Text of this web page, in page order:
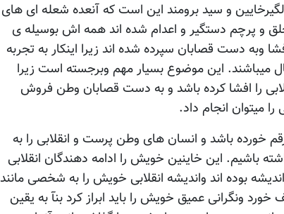
و سید برومند این است که آنعده شعله ای های
و پرچم دستگیر و اعدام شده اند همه اش بوسیله ی
وبه دست قصابان سپرده شده اند زیرا اینکار به تجربه
میباشند. این موضوع بسیار مهم وبرجسته است زیرا
را افشا کرده باشد و به دست قصابان وطن فروش
میتوان انجام داد.
خورده باشد و انسان های وطن پرست و انقلابی را به
باشیم. این خاینین خویش را ادامه دهندگان انقلابی
بوده اند واندیشه انقلابی خویش را به شخصی مانند
ونگرانی عمیق خویش را باید ابراز کرد بنآ به یقین